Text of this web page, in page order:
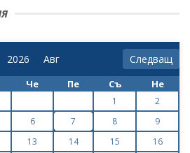
Следващ
Че Пе Съ Не
1
2
6 7 8
9
13 14 15
16